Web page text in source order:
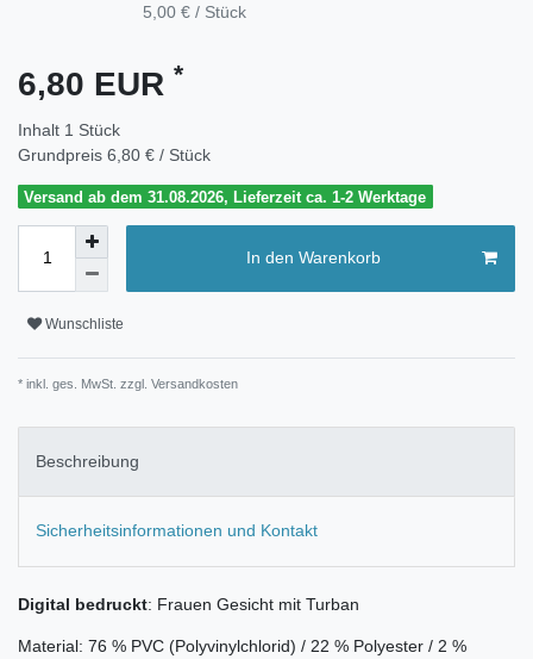
5,00 € / Stück
6,80 EUR *
Inhalt 1 Stück
Grundpreis 6,80 € / Stück
Versand ab dem 31.08.2026, Lieferzeit ca. 1-2 Werktage
In den Warenkorb
Wunschliste
* inkl. ges. MwSt. zzgl. Versandkosten
Beschreibung
Sicherheitsinformationen und Kontakt
Digital bedruckt: Frauen Gesicht mit Turban
Material: 76 % PVC (Polyvinylchlorid) / 22 % Polyester / 2 %